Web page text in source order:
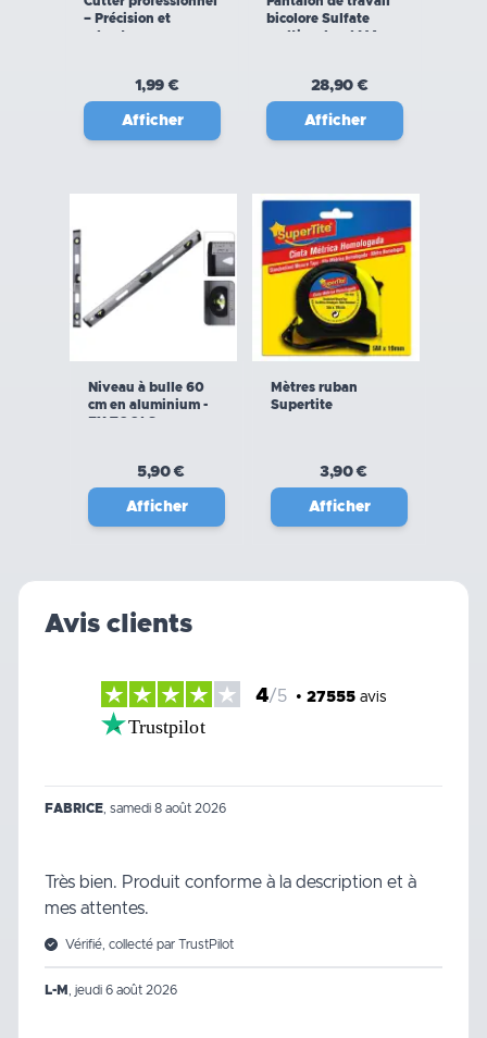
– Précision et
robustesse
1,99 €
Afficher
bicolore Sulfate
multipoches LMA
28,90 €
Afficher
Niveau à bulle 60
cm en aluminium -
FX TOOLS
5,90 €
Afficher
Mètres ruban
Supertite
3,90 €
Afficher
Avis clients
4/5 • 27555avis
Trustpilot
FABRICE samedi 8 août 2026
Très bien. Produit conforme à la description et à
mes attentes.
Vérifié, collecté par TrustPilot
L-M jeudi 6 août 2026